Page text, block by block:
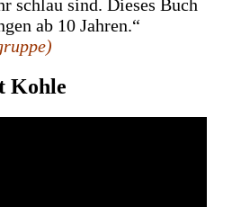
schlau sind. Dieses Buch
ab 10 Jahren.“
Kohle